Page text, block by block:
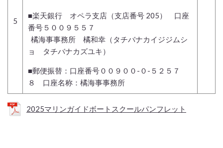
5
■楽天銀行 オペラ支店（支店番号 205） 口座
番号５００９５５７
橘海事事務所 橘和幸（タチバナカイジジムシ
ョ タチバナカズユキ）
■郵便振替：口座番号００９００-０-５２５７
８ 口座名称：橘海事事務所
2025マリンガイドボートスクールパンフレット